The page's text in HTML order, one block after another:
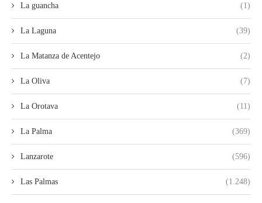
La guancha (1)
La Laguna (39)
La Matanza de Acentejo (2)
La Oliva (7)
La Orotava (11)
La Palma (369)
Lanzarote (596)
Las Palmas (1.248)